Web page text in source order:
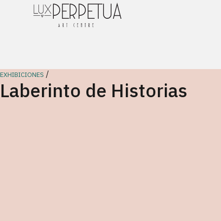
EXHIBICIONES /
Laberinto de Historias